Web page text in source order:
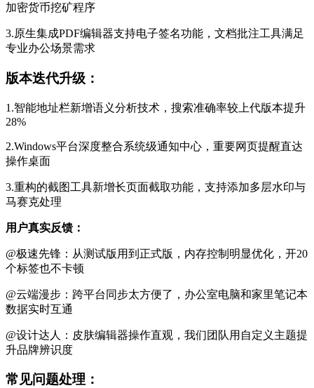
加密货币挖矿程序
3.原生集成PDF编辑器支持电子签名功能，文档批注工具满足
专业办公场景需求
版本迭代升级：
1.智能地址栏新增语义分析技术，搜索准确率较上代版本提升
28%
2.Windows平台深度整合系统级通知中心，重要网页提醒直达
操作桌面
3.重构的截图工具新增长页面截取功能，支持添加多层水印与
马赛克处理
用户真实反馈：
@极速先锋：从测试版用到正式版，内存控制明显优化，开20
个标签也不卡顿
@云端漫步：跨平台同步太方便了，办公室电脑和家里笔记本
数据实时互通
@设计达人：皮肤编辑器操作直观，我们团队用自定义主题提
升品牌辨识度
常见问题处理：